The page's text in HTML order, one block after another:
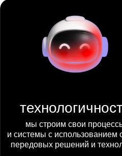
мы строим свои
и системы с использованием
передовых решений и